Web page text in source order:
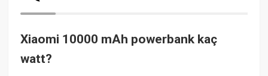
Xiaomi 10000 mAh powerbank kaç
watt?